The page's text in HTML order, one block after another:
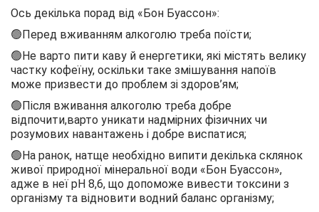
Ось декілька порад від «Бон Буассон»:
🟢Перед вживанням алкоголю треба поїсти;
🟢Не варто пити каву й енергетики, які містять велику
частку кофеїну, оскільки таке змішування напоїв
може призвести до проблем зі здоров’ям;
🟢Після вживання алкоголю треба добре
відпочити,варто уникати надмірних фізичних чи
розумових навантажень і добре виспатися;
🟢На ранок, натще необхідно випити декілька склянок
живої природної мінеральної води «Бон Буассон»,
адже в неї pH 8,6, що допоможе вивести токсини з
організму та відновити водний баланс організму;